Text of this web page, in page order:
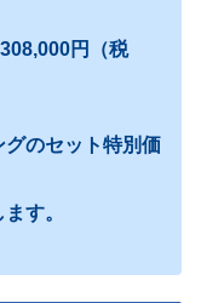
円（税
のセット特別価
す。